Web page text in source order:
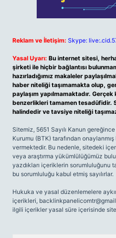
Reklam ve İletişim: Skype:
Yasal Uyarı: Bu internet sitesi,
şirketi ile hiçbir bağlantısı
hazırladığımız makaleler
haber niteliği taşımamakta olup,
paylaşım yapılmamaktadır.
benzerlikleri tamamen tesadüfidir.
halindedir ve tavsiye niteliği
Sitemiz, 5651 Sayılı Kanun
Kurumu (BTK) tarafından
vermektedir. Bu nedenle, sitedeki
veya araştırma yükümlülüğümüz
yazdıkları içeriklerin sorumluluğunu
bu sorumluluğu kabul etmiş sayılırlar.
Hukuka ve yasal düzenlemelere
içerikleri,
ilgili içerikler yasal süre içerisinde